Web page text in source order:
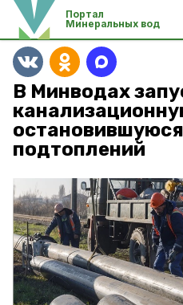
Портал
Минеральных вод
В Минводах
подтоплений